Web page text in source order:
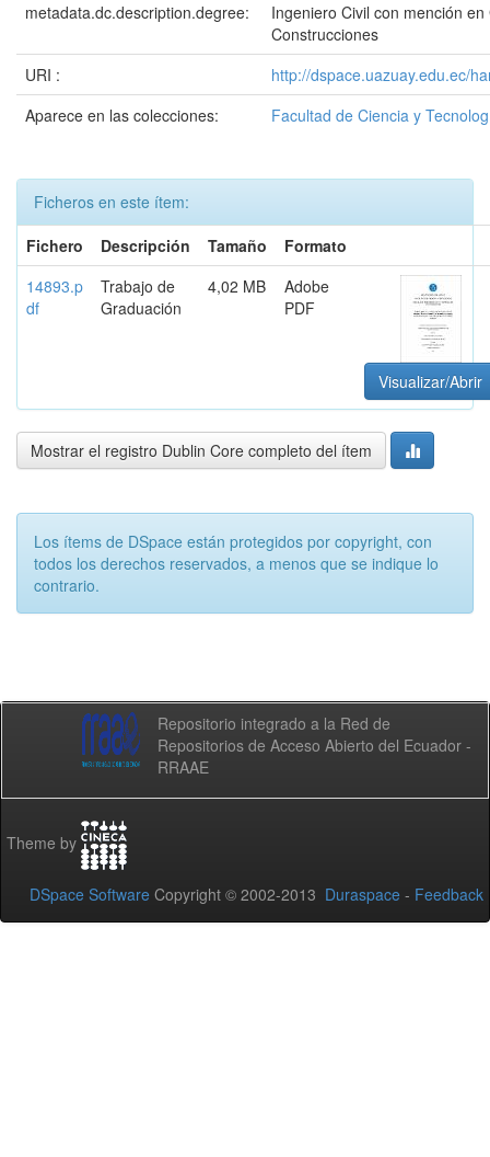
metadata.dc.description.degree:
Ingeniero Civil con mención
Construcciones
URI :
http://dspace.uazuay.edu.ec/
Aparece en las colecciones:
Facultad de Ciencia y
Ficheros en este ítem:
Fichero
Descripción Tamaño
Formato
14893.p
df
Trabajo de
Graduación
4,02 MB
Adobe
PDF
Visualizar/Abrir
Mostrar el registro Dublin Core completo del ítem
Los ítems de DSpace están protegidos por copyright, con
todos los derechos reservados, a menos que se indique lo
contrario.
Repositorio integrado a la Red de
Repositorios de Acceso Abierto del Ecuador -
RRAAE
Theme by
DSpace Software Copyright © 2002-2013 Duraspace - Feedback